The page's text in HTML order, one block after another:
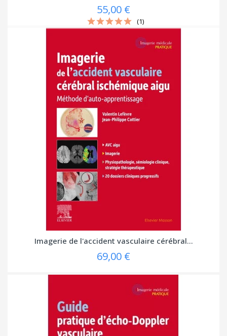
55,00 €
Imagerie de l'accident vasculaire cérébral...
69,00 €
(1)